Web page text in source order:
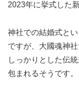
2023年に挙式した
神社での結婚式と
ですが、大國魂神
しっかりとした伝
包まれるそうです。